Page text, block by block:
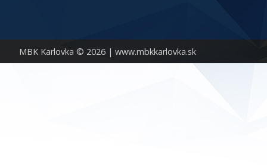
MBK Karlovka © 2026 | www.mbkkarlovka.sk